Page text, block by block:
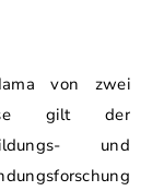
von zwei
gilt der
und